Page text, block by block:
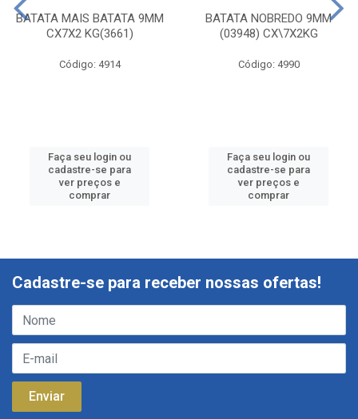
BATATA MAIS BATATA 9MM
CX7X2 KG(3661)
Código: 4914
Faça seu login ou
cadastre-se para
ver preços e
comprar
BATATA NOBREDO 9MM
(03948) CX\7X2KG
Código: 4990
Faça seu login ou
cadastre-se para
ver preços e
comprar
Cadastre-se para receber nossas ofertas!